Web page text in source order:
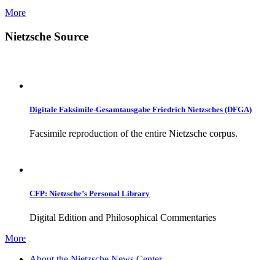
More
Nietzsche Source
Digitale Faksimile-Gesamtausgabe Friedrich Nietzsches (DFGA)
Facsimile reproduction of the entire Nietzsche corpus.
CFP: Nietzsche’s Personal Library
Digital Edition and Philosophical Commentaries
More